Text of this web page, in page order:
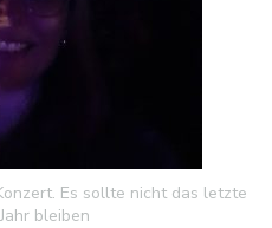
Es sollte nicht das letzte
bleiben